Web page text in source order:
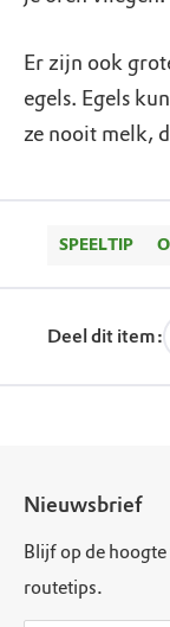
Er zijn ook
egels. Egels
ze nooit melk,
SPEELTIP
Deel dit item:
Nieuwsbrief
Blijf op de
routetips.